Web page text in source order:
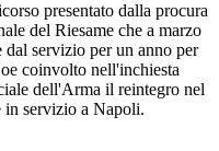
presentato dalla procura
del Riesame che a marzo
servizio per un anno per
coinvolto nell'inchiesta
dell'Arma il reintegro nel
in servizio a Napoli.